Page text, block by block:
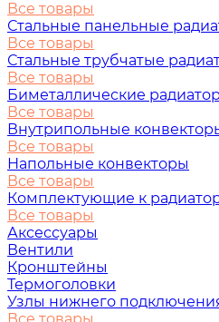
Все товары
Стальные панельные
Все товары
Стальные трубчатые
Все товары
Биметаллические
Все товары
Внутрипольные
Все товары
Напольные конвекторы
Все товары
Комплектующие к
Все товары
Аксессуары
Вентили
Кронштейны
Термоголовки
Узлы нижнего